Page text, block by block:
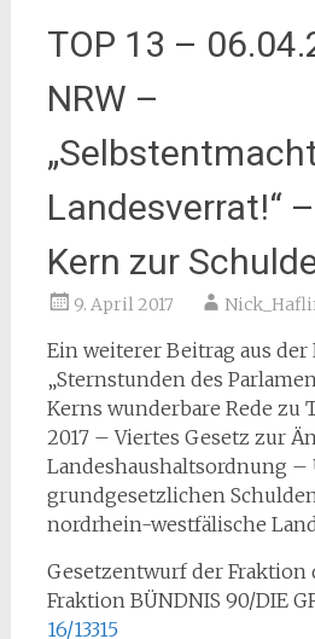
TOP 13 –
NRW –
Landesverrat!“
Kern zur
9. April 2017
Ein weiterer Beitrag aus der
„Sternstunden des
Kerns wunderbare Rede zu
2017 – Viertes Gesetz zur
Landeshaushaltsordnung –
grundgesetzlichen
nordrhein-westfälische
Gesetzentwurf der Fraktion
Fraktion BÜNDNIS 90/DIE
16/13315